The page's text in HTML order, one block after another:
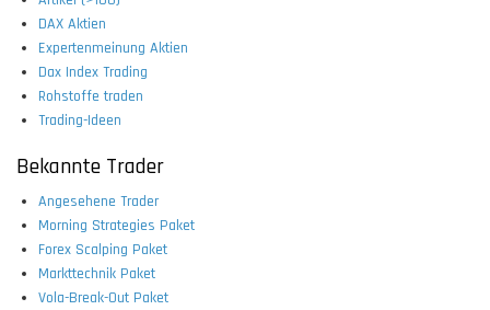
DAX Aktien
Expertenmeinung Aktien
Dax Index Trading
Rohstoffe traden
Trading-Ideen
Bekannte Trader
Angesehene Trader
Morning Strategies Paket
Forex Scalping Paket
Markttechnik Paket
Vola-Break-Out Paket